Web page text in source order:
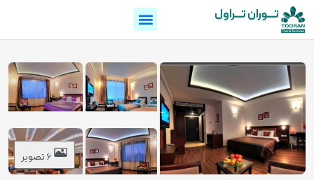
تـــوران تـــراول
6 تصویر